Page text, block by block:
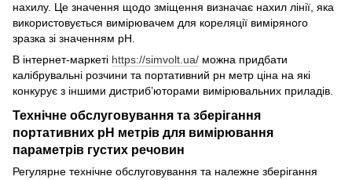
нахилу. Це значення щодо зміщення визначає нахил лінії, яка
використовується вимірювачем для кореляції виміряного
зразка зі значенням рН.
В інтернет-маркеті https://simvolt.ua/ можна придбати
калібрувальні розчини та портативний рн метр ціна на які
конкурує з іншими дистриб’юторами вимірювальних приладів.
Технічне обслуговування та зберігання
портативних рН метрів для вимірювання
параметрів густих речовин
Регулярне технічне обслуговування та належне зберігання